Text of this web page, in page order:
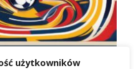
użytkowników
vs AC Monza: Kto zagra?